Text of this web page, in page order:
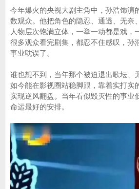
今年爆火的央视大剧主角中，孙浩饰演
数观众。他把角色的隐忍、通透、无奈
人物层次饱满立体，一举一动都是戏，
很多观众看完剧集，都忍不住感叹，孙
事业耽误了。
谁也想不到，当年那个被迫退出歌坛、
如今能在影视圈站稳脚跟，靠着实打实
实现逆风翻盘。当年看似毁灭性的事业
命运最好的安排。